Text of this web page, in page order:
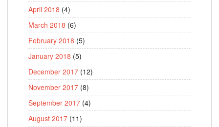
April 2018 (4)
March 2018 (6)
February 2018 (5)
January 2018 (5)
December 2017 (12)
November 2017 (8)
September 2017 (4)
August 2017 (11)